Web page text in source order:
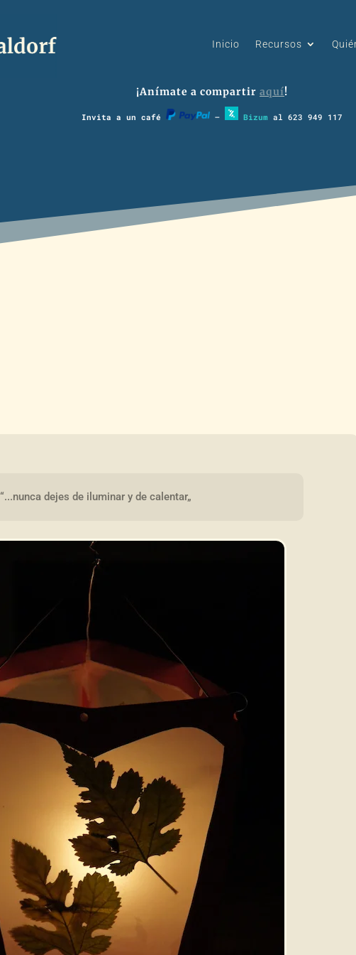
Inicio Recursos
¡Anímate a compartir aquí!
Invita a un café – Bizum al 623 949 117
“...nunca dejes de iluminar y de calentar„